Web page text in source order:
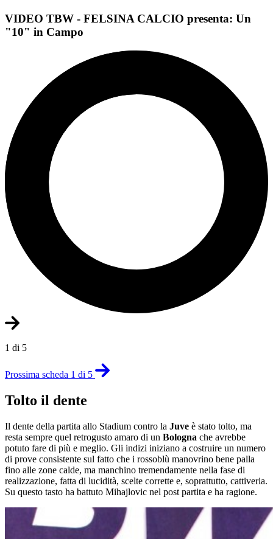
VIDEO TBW - FELSINA CALCIO presenta: Un
"10" in Campo
1 di 5
Prossima scheda 1 di 5
Tolto il dente
Il dente della partita allo Stadium contro la Juve è stato tolto, ma
resta sempre quel retrogusto amaro di un Bologna che avrebbe
potuto fare di più e meglio. Gli indizi iniziano a costruire un numero
di prove consistente sul fatto che i rossoblù manovrino bene palla
fino alle zone calde, ma manchino tremendamente nella fase di
realizzazione, fatta di lucidità, scelte corrette e, soprattutto, cattiveria.
Su questo tasto ha battuto Mihajlovic nel post partita e ha ragione.